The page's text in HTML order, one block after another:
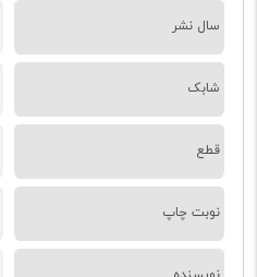
سال نشر
شابک
قطع
نوبت چاپ